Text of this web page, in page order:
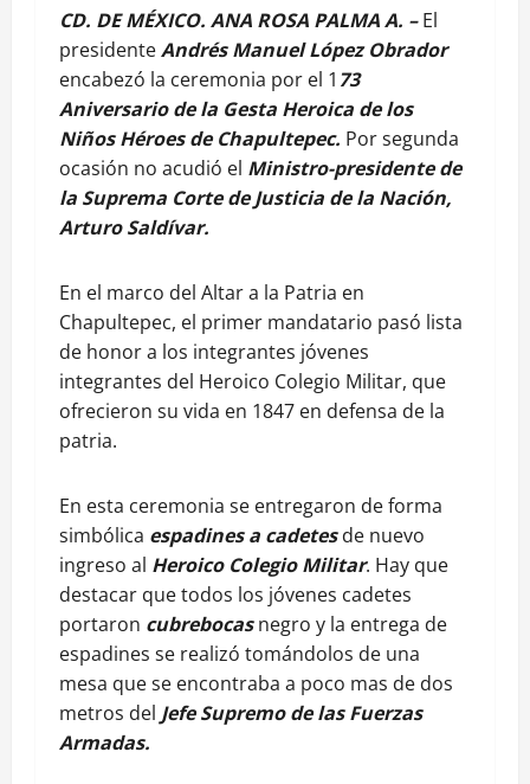
CD. DE MÉXICO. ANA ROSA PALMA A. –El
presidenteAndrés Manuel López Obrador
encabezó la ceremonia por el 1 73
Aniversario de la Gesta Heroica de los
Niños Héroes de Chapultepec. Por segunda
ocasión no acudió el Ministro-presidente de
la Suprema Corte de Justicia de la Nación,
Arturo Saldívar.
En el marco del Altar a la Patria en
Chapultepec, el primer mandatario pasó lista
de honor a los integrantes jóvenes
integrantes del Heroico Colegio Militar, que
ofrecieron su vida en 1847 en defensa de la
patria.
En esta ceremonia se entregaron de forma
simbólica espadines a cadetesde nuevo
ingreso al Heroico Colegio Militar. Hay que
destacar que todos los jóvenes cadetes
portaron cubrebocasnegro y la entrega de
espadines se realizó tomándolos de una
mesa que se encontraba a poco mas de dos
metros del Jefe Supremo de las Fuerzas
Armadas.